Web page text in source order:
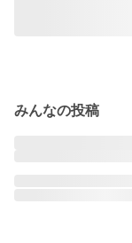
みんなの投稿